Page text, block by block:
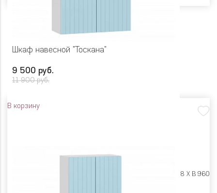
Шкаф навесной "Тоскана"
9 500 руб.
11 900 руб.
В корзину
Ш 800 X Г 318 X В 960